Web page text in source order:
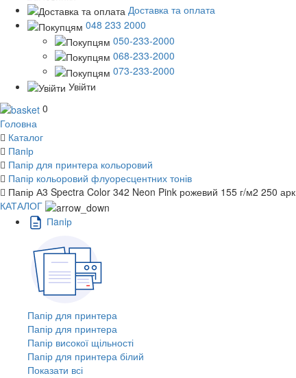
Доставка та оплата
048 233 2000
050-233-2000
068-233-2000
073-233-2000
Увійти
0
Головна
Каталог
Пaпiр
Папір для принтера кольоровий
Папір кольоровий флуоресцентних тонів
Папір А3 Spectra Color 342 Neon Pink рожевий 155 г/м2 250 арк
КАТАЛОГ
Пaпiр
Папір для принтера
Папір для принтера
Папір високої щільності
Папір для принтера білий
Показати всі